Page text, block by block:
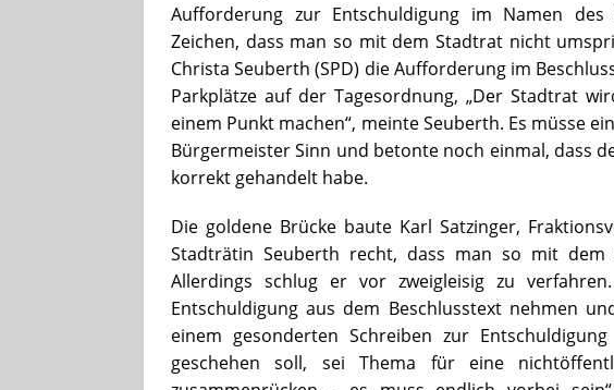
Aufforderung zur Entschuldigung im Namen des
Zeichen, dass man so mit dem Stadtrat nicht
Christa Seuberth (SPD) die Aufforderung im
Parkplätze auf der Tagesordnung, „Der Stadtrat
einem Punkt machen“, meinte Seuberth. Es müsse
Bürgermeister Sinn und betonte noch einmal, dass
korrekt gehandelt habe.
Die goldene Brücke baute Karl Satzinger,
Stadträtin Seuberth recht, dass man so mit
Allerdings schlug er vor zweigleisig zu
Entschuldigung aus dem Beschlusstext nehmen
einem gesonderten Schreiben zur
geschehen soll, sei Thema für eine